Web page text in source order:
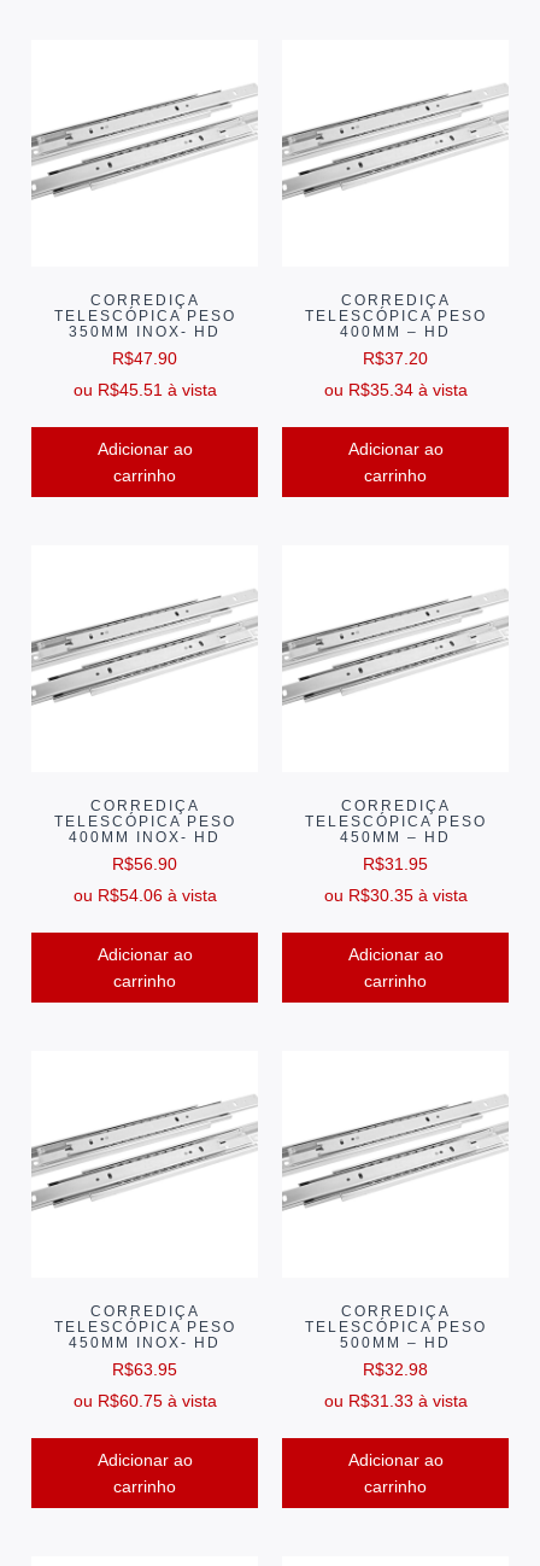
CORREDIÇA
TELESCÓPICA PESO
350MM INOX- HD
R$47.90
ou R$45.51 à vista
Adicionar ao
carrinho
CORREDIÇA
TELESCÓPICA PESO
400MM – HD
R$37.20
ou R$35.34 à vista
Adicionar ao
carrinho
CORREDIÇA
TELESCÓPICA PESO
400MM INOX- HD
R$56.90
ou R$54.06 à vista
Adicionar ao
carrinho
CORREDIÇA
TELESCÓPICA PESO
450MM – HD
R$31.95
ou R$30.35 à vista
Adicionar ao
carrinho
CORREDIÇA
TELESCÓPICA PESO
450MM INOX- HD
R$63.95
ou R$60.75 à vista
Adicionar ao
carrinho
CORREDIÇA
TELESCÓPICA PESO
500MM – HD
R$32.98
ou R$31.33 à vista
Adicionar ao
carrinho